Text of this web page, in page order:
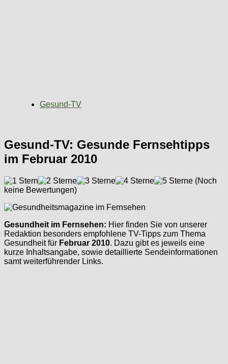
Gesund-TV
Gesund-TV: Gesunde Fernsehtipps
im Februar 2010
(Noch
keine Bewertungen)
Gesundheit im Fernsehen: Hier finden Sie von unserer
Redaktion besonders empfohlene TV-Tipps zum Thema
Gesundheit für Februar 2010. Dazu gibt es jeweils eine
kurze Inhaltsangabe, sowie detaillierte Sendeinformationen
samt weiterführender Links.